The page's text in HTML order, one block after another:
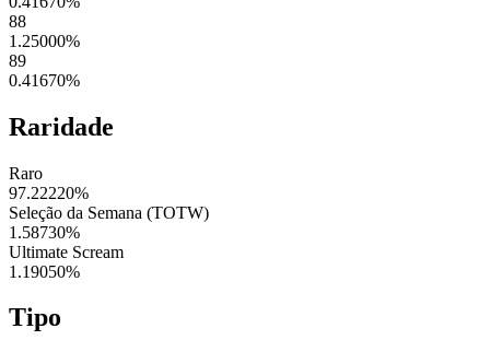
88
1.25000%
89
0.41670%
Raridade
Raro
97.22220%
Seleção da Semana (TOTW)
1.58730%
Ultimate Scream
1.19050%
Tipo